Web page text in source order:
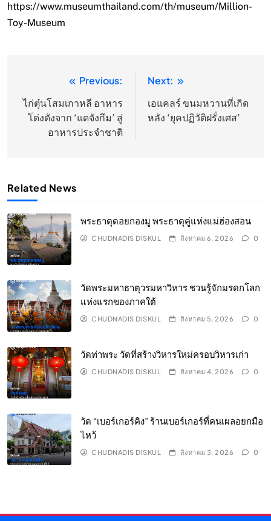
https://www.museumthailand.com/th/museum/Million-
Toy-Museum
แนะแนว
เรื่อง
Previous:
ไก่ตุ๋นโสมเกาหลี อาหาร
โด่งดังจาก ‘แดจังกึม’ สู่
อาหารประจำชาติ
Next:
เอแคลร์ ขนมหวานที่เกิด
หลัง ‘ยุคปฏิวัติฝรั่งเศส’
Related News
พระธาตุดอยกองมู พระธาตุคู่แห่งแม่ฮ่องสอน
CHUDNADIS DISKUL สิงหาคม 6, 2026 0
วัดพระมหาธาตุวรมหาวิหาร ชวนรู้จักมรดกโลก
แห่งแรกของภาคใต้
CHUDNADIS DISKUL สิงหาคม 5, 2026 0
วัดท่าพระ วัดที่สร้างวิหารใหม่ครอบวิหารเก่า
CHUDNADIS DISKUL สิงหาคม 4, 2026 0
วัด “เบอร์เกอร์คิง” ร้านเบอร์เกอร์ที่คนเผลอยกมือ
ไหว้
CHUDNADIS DISKUL สิงหาคม 3, 2026 0